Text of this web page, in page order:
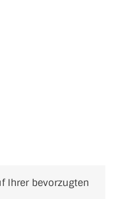
Ihrer bevorzugten